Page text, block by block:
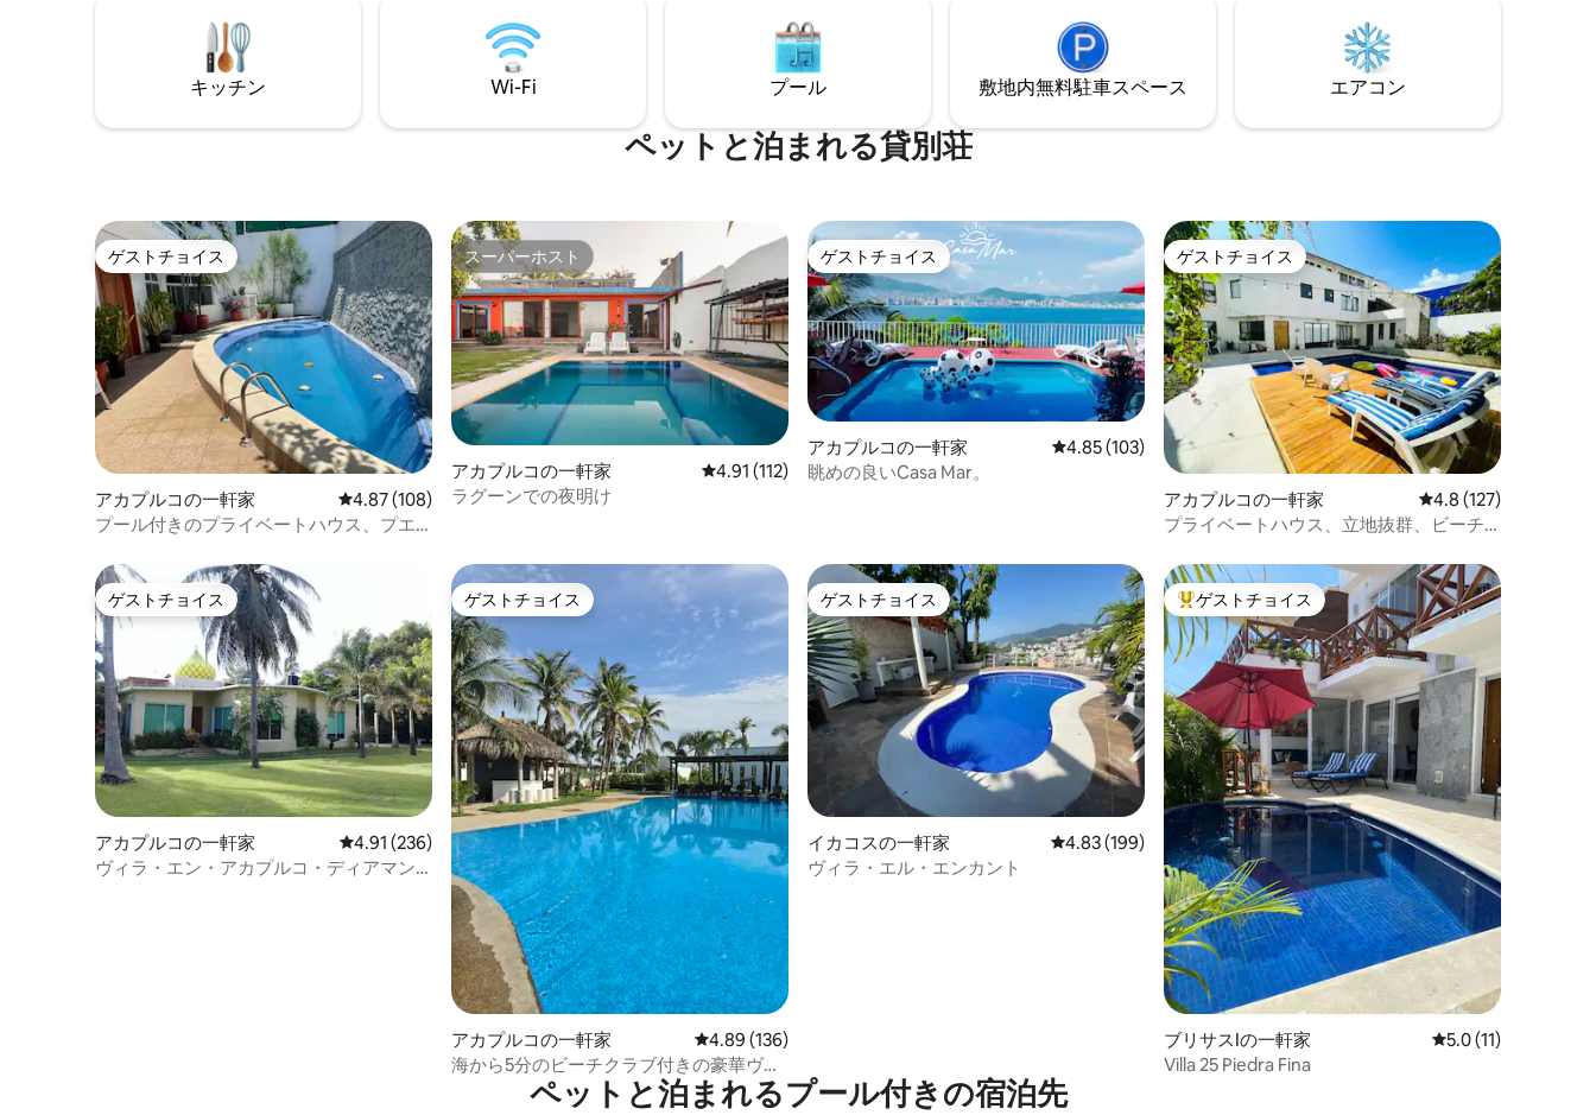
ています。 専用バスルーム、テレビ、エ
アコン、Wi-Fi、高品質のシーツとタオル
を備えた快適な独立した客室5室。
キッチン Wi-Fi プール 敷地内無料駐⁠車ス⁠ペ⁠ー⁠ス エアコン
ペットと泊まれる貸別荘
ゲストチョイス
ゲストチョイス
アカプルコの一軒家 レビュー108件、5つ星中4.87つ星の平均評価
4.87 (108)
プール付きのプライベートハウス、プエ
スーパーホスト
スーパーホスト
アカプルコの一軒家 レビュー112件、5つ星中4.91つ星の平均評価
4.91 (112)
ラグーンでの夜明け
ゲストチョイス
ゲストチョイス
アカプルコの一軒家 レビュー103件、5つ星中4.85つ星の平均評価
4.85 (103)
眺めの良いCasa Mar。
ゲストチョイス
ゲストチョイス
アカプルコの一軒家 レビュー127件、5つ
4.8 (127)
プライベートハウス、立地抜群、ビーチ
ゲストチョイス
ゲストチョイス
アカプルコの一軒家 レビュー236件、5つ星中4.91つ星の平均評価
4.91 (236)
ヴィラ・エン・アカプルコ・ディアマン
ゲストチョイス
ゲストチョイス
アカプルコの一軒家 レビュー136件、5つ星中4.89つ星の平均評価
4.89 (136)
海から5分のビーチクラブ付きの豪華ヴィ
ゲストチョイス
ゲストチョイス
イカコスの一軒家 レビュー199件、5つ星中4.83つ星の平均評価
4.83 (199)
ヴィラ・エル・エンカント
大好評のゲストチョイスです。
ゲストチョイス
ブリサスIの一軒家 レビュー11件、5つ
5.0 (11)
Villa 25 Piedra Fina
ペットと泊まれるプール付きの宿泊先